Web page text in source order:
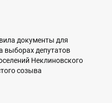
документы для
выборах депутатов
Неклиновского
созыва